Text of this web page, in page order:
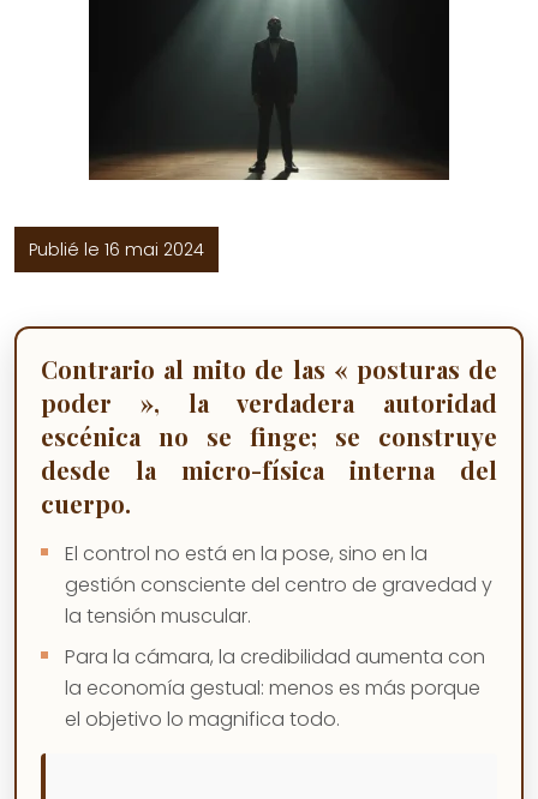
Publié le 16 mai 2024
Contrario al mito de las « posturas de
poder », la verdadera autoridad
escénica no se finge; se construye
desde la micro-física interna del
cuerpo.
El control no está en la pose, sino en la
gestión consciente del centro de gravedad y
la tensión muscular.
Para la cámara, la credibilidad aumenta con
la economía gestual: menos es más porque
el objetivo lo magnifica todo.